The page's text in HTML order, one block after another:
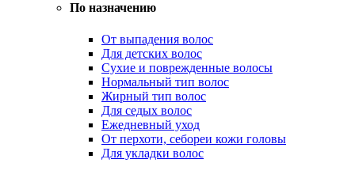
По назначению
От выпадения волос
Для детских волос
Сухие и поврежденные волосы
Нормальный тип волос
Жирный тип волос
Для седых волос
Ежедневный уход
От перхоти, себореи кожи головы
Для укладки волос